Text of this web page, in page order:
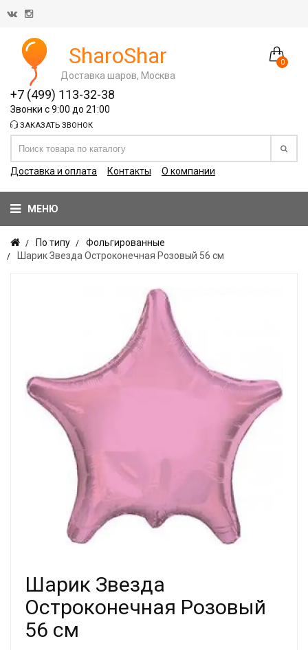
0
SharoShar
Доставка шаров, Москва
+7 (499) 113-32-38
Звонки с 9:00 до 21:00
ЗАКАЗАТЬ ЗВОНОК
Доставка и оплата Контакты О компании
МЕНЮ
По типу
Фольгированные
Шарик Звезда Остроконечная Розовый 56 см
Шарик Звезда
Остроконечная Розовый
56 см